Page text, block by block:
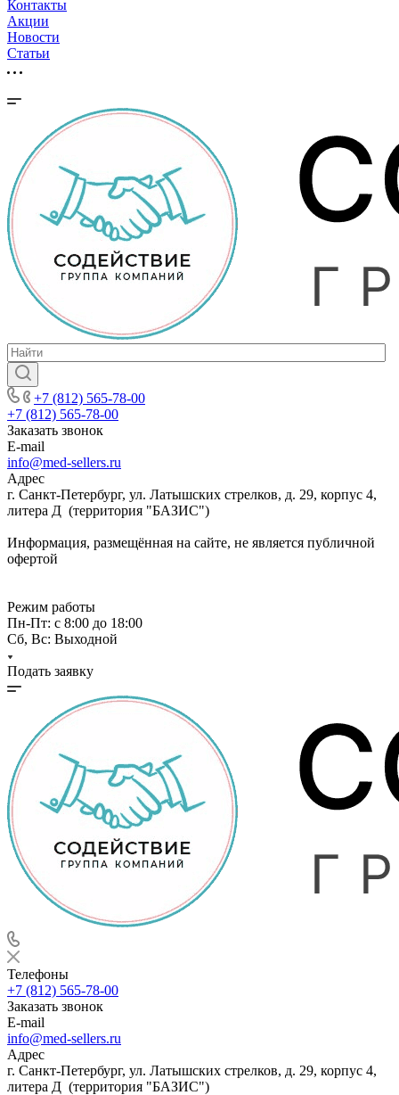
Контакты
Акции
Новости
Cтатьи
+7 (812) 565-78-00
+7 (812) 565-78-00
Заказать звонок
E-mail
info@med-sellers.ru
Адрес
г. Санкт-Петербург, ул. Латышских стрелков, д. 29, корпус 4,
литера Д (территория "БАЗИС")
Информация, размещённая на сайте, не является публичной
офертой
Режим работы
Пн-Пт: с 8:00 до 18:00
Сб, Вс: Выходной
Подать заявку
Телефоны
+7 (812) 565-78-00
Заказать звонок
E-mail
info@med-sellers.ru
Адрес
г. Санкт-Петербург, ул. Латышских стрелков, д. 29, корпус 4,
литера Д (территория "БАЗИС")